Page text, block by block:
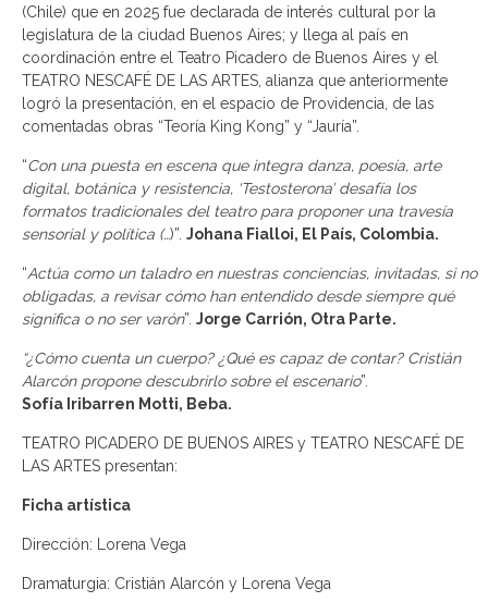
(Chile) que en 2025 fue declarada de interés cultural por la
legislatura de la ciudad Buenos Aires; y llega al país en
coordinación entre el Teatro Picadero de Buenos Aires y el
TEATRO NESCAFÉ DE LAS ARTES, alianza que anteriormente
logró la presentación, en el espacio de Providencia, de las
comentadas obras “Teoría King Kong” y “Jauría”.
“Con una puesta en escena que integra danza, poesía, arte
digital, botánica y resistencia, ‘Testosterona’ desafía los
formatos tradicionales del teatro para proponer una travesía
sensorial y política (…)”. Johana Fialloi, El País, Colombia.
“Actúa como un taladro en nuestras conciencias, invitadas, si no
obligadas, a revisar cómo han entendido desde siempre qué
significa o no ser varón”. Jorge Carrión, Otra Parte.
“¿Cómo cuenta un cuerpo? ¿Qué es capaz de contar? Cristián
Alarcón propone descubrirlo sobre el escenario”.
Sofía Iribarren Motti, Beba.
TEATRO PICADERO DE BUENOS AIRES y TEATRO NESCAFÉ DE
LAS ARTES presentan:
Ficha artística
Dirección: Lorena Vega
Dramaturgia: Cristián Alarcón y Lorena Vega